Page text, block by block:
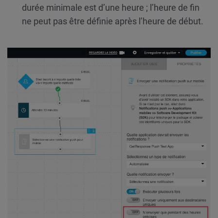
durée minimale est d’une heure ; l’heure de fin
ne peut pas être définie après l’heure de début.